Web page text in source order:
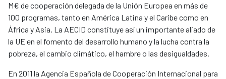
M€ de cooperación delegada de la Unión Europea en más de
100 programas, tanto en América Latina y el Caribe como en
África y Asia. La AECID constituye así un importante aliado de
la UE en el fomento del desarrollo humano y la lucha contra la
pobreza, el cambio climático, el hambre o las desigualdades.
En 2011 la Agencia Española de Cooperación Internacional para